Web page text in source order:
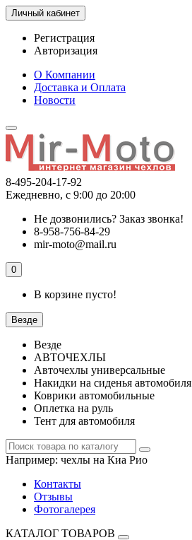
Личный кабинет
Регистрация
Авторизация
О Компании
Доставка и Оплата
Новости
8-495-204-17-92
Ежедневно, с 9:00 до 20:00
Не дозвонились? Заказ звонка!
8-958-756-84-29
mir-moto@mail.ru
0
В корзине пусто!
Везде
Везде
АВТОЧЕХЛЫ
Авточехлы универсальные
Накидки на сиденья автомобиля
Коврики автомобильные
Оплетка на руль
Тент для автомобиля
Например: чехлы на Киа Рио
Контакты
Отзывы
Фотогалерея
КАТАЛОГ ТОВАРОВ